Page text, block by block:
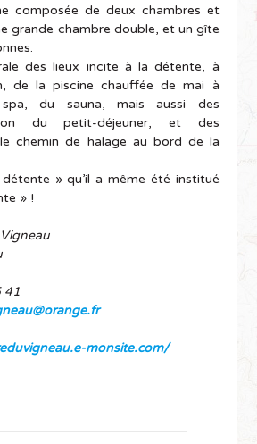
composée de deux chambres et
grande chambre double, et un gîte
des lieux incite à la détente, à
de la piscine chauffée de mai à
du sauna, mais aussi des
du petit-déjeuner, et des
chemin de halage au bord de la
détente » qu’il a même été institué
» !
41
monsite.com/